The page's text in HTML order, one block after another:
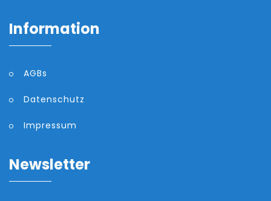
Information
AGBs
Datenschutz
Impressum
Newsletter